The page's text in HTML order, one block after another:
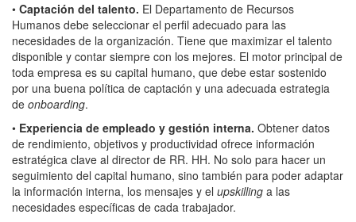
• Captación del talento. El Departamento de Recursos
Humanos debe seleccionar el perfil adecuado para las
necesidades de la organización. Tiene que maximizar el talento
disponible y contar siempre con los mejores. El motor principal de
toda empresa es su capital humano, que debe estar sostenido
por una buena política de captación y una adecuada estrategia
de onboarding.
• Experiencia de empleado y gestión interna. Obtener datos
de rendimiento, objetivos y productividad ofrece información
estratégica clave al director de RR. HH. No solo para hacer un
seguimiento del capital humano, sino también para poder adaptar
la información interna, los mensajes y el upskilling a las
necesidades específicas de cada trabajador.